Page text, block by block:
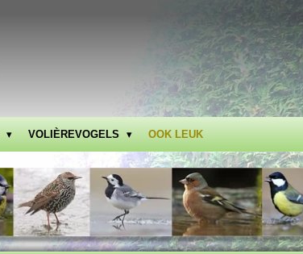
VOLIÈREVOGELS OOK LEUK